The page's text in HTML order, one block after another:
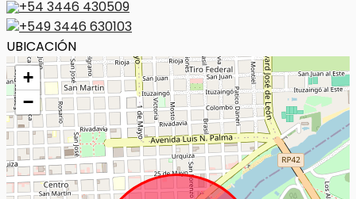
+54 3446 430509
+549 3446 630103
UBICACIÓN
+
−